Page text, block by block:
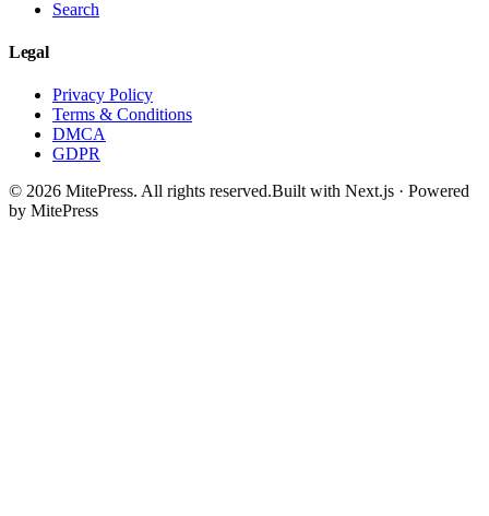
Search
Legal
Privacy Policy
Terms & Conditions
DMCA
GDPR
© 2026 MitePress. All rights reserved.Built with Next.js · Powered
by MitePress